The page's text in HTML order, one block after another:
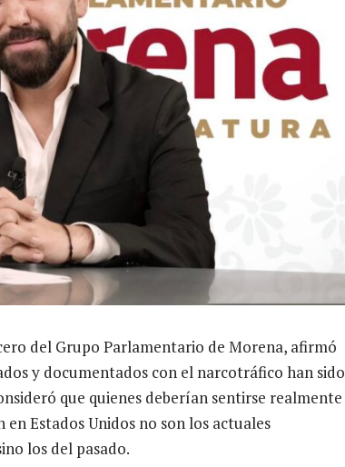
del Grupo Parlamentario de Morena, afirmó
y documentados con el narcotráfico han sido
que quienes deberían sentirse realmente
Estados Unidos no son los actuales
los del pasado.